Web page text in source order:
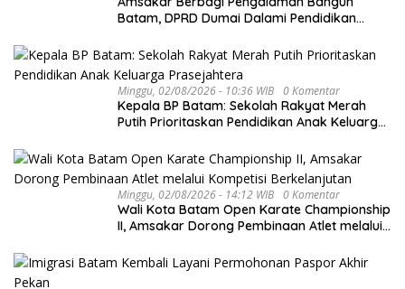
Batam, DPRD Dumai Dalami Pendidikan
Minggu, 02/08/2026 - 10:36 WIB 0 Komentar
Kepala BP Batam: Sekolah Rakyat Merah
Putih Prioritaskan Pendidikan Anak Keluarga
Minggu, 02/08/2026 - 14:12 WIB 0 Komentar
Wali Kota Batam Open Karate Championship
II, Amsakar Dorong Pembinaan Atlet melalui